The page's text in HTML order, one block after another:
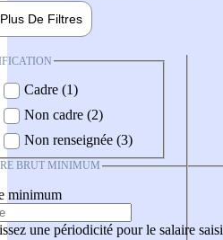
Plus De Filtres
Cadre (1)
Non cadre (2)
Non renseignée (3)
BRUT MINIMUM
minimum
une périodicité pour le salaire saisi